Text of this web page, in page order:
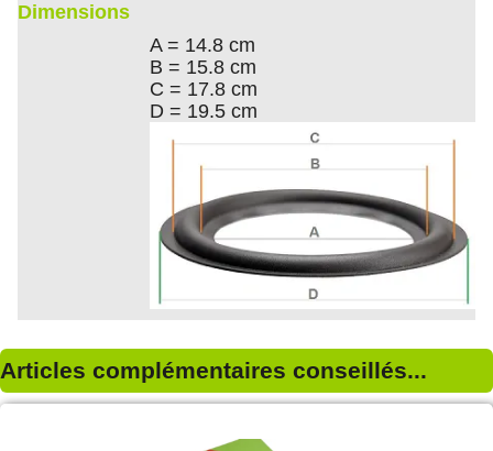
Dimensions
A = 14.8 cm
B = 15.8 cm
C = 17.8 cm
D = 19.5 cm
Articles complémentaires conseillés...